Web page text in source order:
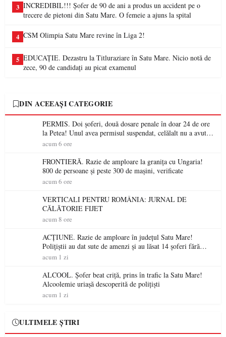
3 INCREDIBIL!!! Șofer de 90 de ani a produs un accident pe o
trecere de pietoni din Satu Mare. O femeie a ajuns la spital
4 CSM Olimpia Satu Mare revine în Liga 2!
5 EDUCAȚIE. Dezastru la Titluraziare în Satu Mare. Nicio notă de
zece, 90 de candidați au picat examenul
DIN ACEEAȘI CATEGORIE
PERMIS. Doi șoferi, două dosare penale în doar 24 de ore
la Petea! Unul avea permisul suspendat, celălalt nu a avut
niciodată permis
acum 6 ore
FRONTIERĂ. Razie de amploare la granița cu Ungaria!
800 de persoane și peste 300 de mașini, verificate
acum 6 ore
VERTICALI PENTRU ROMÂNIA: JURNAL DE
CĂLĂTORIE FIJET
acum 8 ore
ACȚIUNE. Razie de amploare în județul Satu Mare!
Polițiștii au dat sute de amenzi și au lăsat 14 șoferi fără
permis într-o singură zi
acum 1 zi
ALCOOL. Șofer beat criță, prins în trafic la Satu Mare!
Alcoolemie uriașă descoperită de polițiști
acum 1 zi
ULTIMELE ȘTIRI